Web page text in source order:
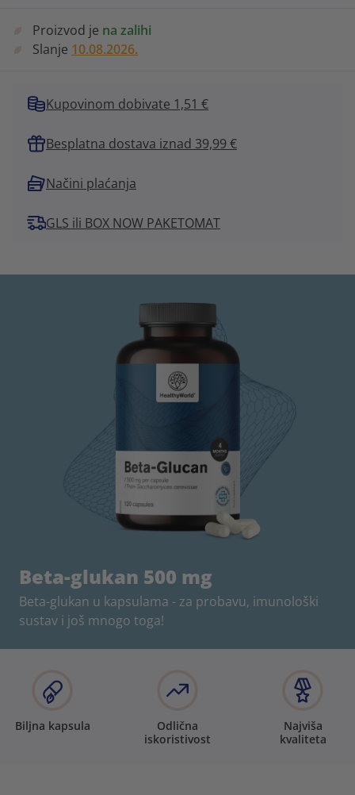
Proizvod je na zalihi
Slanje 10.08.2026.
Kupovinom dobivate 1,51 €
Besplatna dostava iznad 39,99 €
Načini plaćanja
GLS ili BOX NOW PAKETOMAT
Beta-glukan 500 mg
Beta-glukan u kapsulama - za probavu, imunološki
sustav i još mnogo toga!
Biljna kapsula
Odlična
iskoristivost
Najviša
kvaliteta